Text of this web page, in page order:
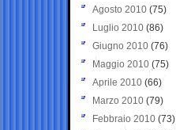
Agosto 2010 (75)
Luglio 2010 (86)
Giugno 2010 (76)
Maggio 2010 (75)
Aprile 2010 (66)
Marzo 2010 (79)
Febbraio 2010 (73)